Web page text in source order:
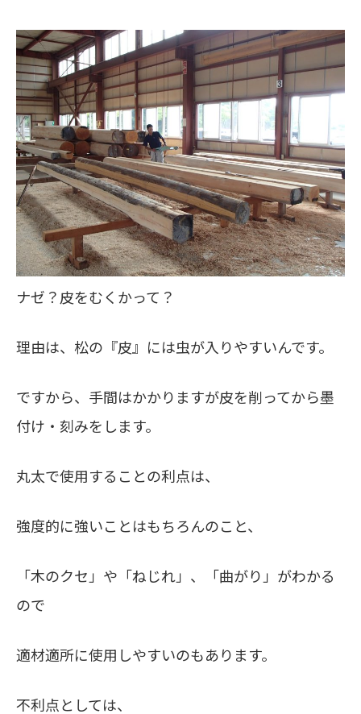
ナゼ？皮をむくかって？
理由は、松の『皮』には虫が入りやすいんです。
ですから、手間はかかりますが皮を削ってから墨
付け・刻みをします。
丸太で使用することの利点は、
強度的に強いことはもちろんのこと、
「木のクセ」や「ねじれ」、「曲がり」がわかる
ので
適材適所に使用しやすいのもあります。
不利点としては、